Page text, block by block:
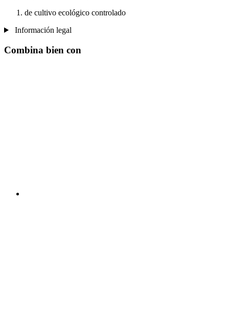
de cultivo ecológico controlado
Información legal
Combina bien con